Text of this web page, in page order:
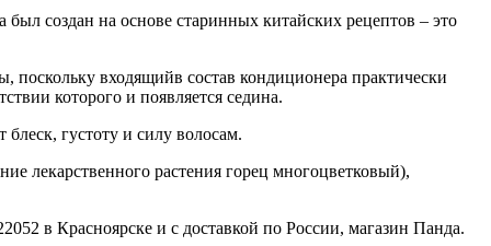
создан на основе старинных китайских рецептов – это
входящийв состав кондиционера практически
которого и появляется седина.
густоту и силу волосам.
лекарственного растения горец многоцветковый),
в Красноярске и с доставкой по России, магазин Панда.